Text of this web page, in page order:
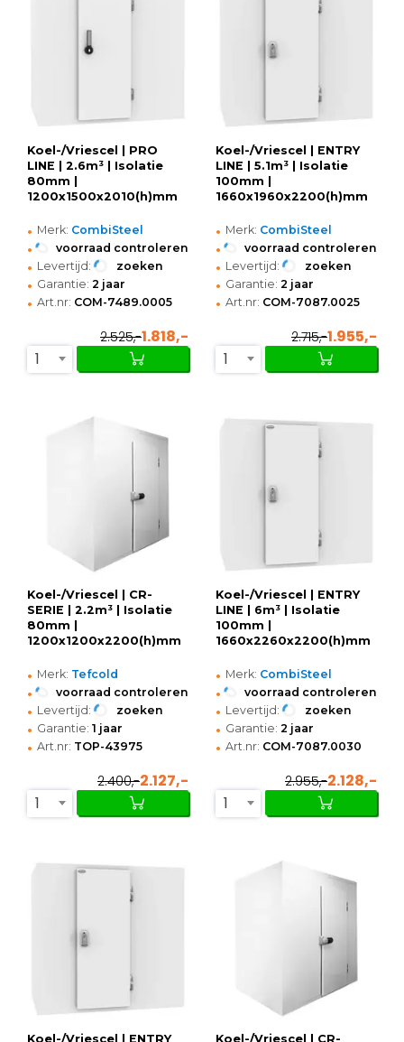
Koel-/Vriescel | PRO
LINE | 2.6m³ | Isolatie
80mm |
1200x1500x2010(h)mm
• Merk: CombiSteel
• voorraad controleren
• Levertijd: zoeken
• Garantie: 2 jaar
• Art.nr: COM-7489.0005
2.525,-1.818,-
1
Koel-/Vriescel | ENTRY
LINE | 5.1m³ | Isolatie
100mm |
1660x1960x2200(h)mm
• Merk: CombiSteel
• voorraad controleren
• Levertijd: zoeken
• Garantie: 2 jaar
• Art.nr: COM-7087.0025
2.715,-1.955,-
1
Koel-/Vriescel | CR-
SERIE | 2.2m³ | Isolatie
80mm |
1200x1200x2200(h)mm
• Merk: Tefcold
• voorraad controleren
• Levertijd: zoeken
• Garantie: 1 jaar
• Art.nr: TOP-43975
2.400,-2.127,-
1
Koel-/Vriescel | ENTRY
LINE | 6m³ | Isolatie
100mm |
1660x2260x2200(h)mm
• Merk: CombiSteel
• voorraad controleren
• Levertijd: zoeken
• Garantie: 2 jaar
• Art.nr: COM-7087.0030
2.955,-2.128,-
1
Koel-/Vriescel | ENTRY Koel-/Vriescel | CR-